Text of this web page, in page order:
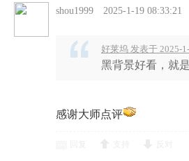
shou1999 2025-1-19 08:33:21
好莱坞 发表于 2025-
黑背景好看，就
感谢大师点评